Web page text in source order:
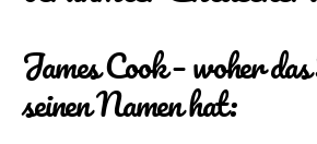
James Cook – woher
seinen Namen hat: